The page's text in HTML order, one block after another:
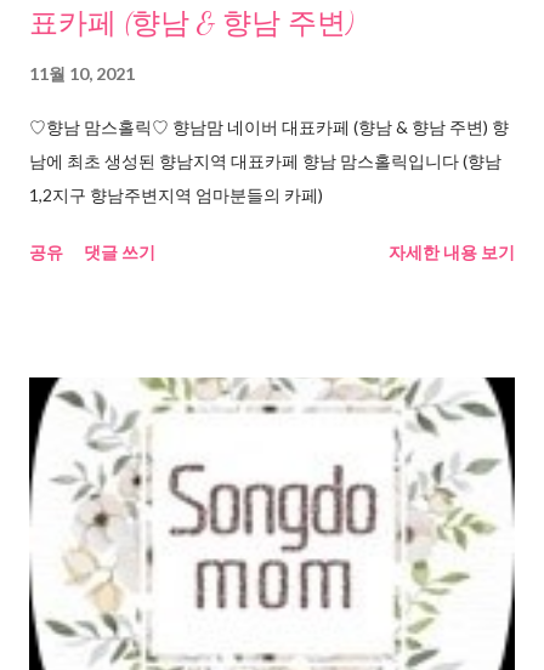
표카페 (향남 & 향남 주변)
11월 10, 2021
♡향남 맘스홀릭♡ 향남맘 네이버 대표카페 (향남 & 향남 주변) 향
남에 최초 생성된 향남지역 대표카페 향남 맘스홀릭입니다 (향남
1,2지구 향남주변지역 엄마분들의 카페)
공유 댓글 쓰기 자세한 내용 보기